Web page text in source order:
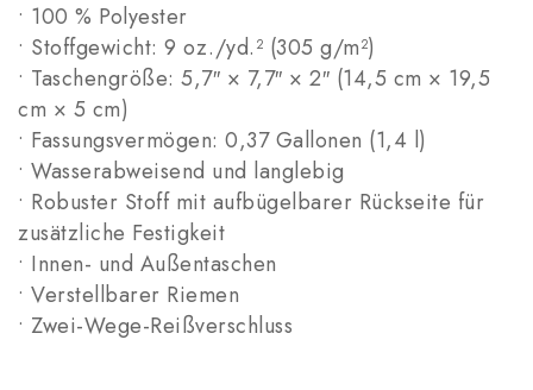
• 100 % Polyester
• Stoffgewicht: 9 oz./yd.² (305 g/m²)
• Taschengröße: 5,7″ × 7,7″ × 2″ (14,5 cm × 19,5
cm × 5 cm)
• Fassungsvermögen: 0,37 Gallonen (1,4 l)
• Wasserabweisend und langlebig
• Robuster Stoff mit aufbügelbarer Rückseite für
zusätzliche Festigkeit
• Innen- und Außentaschen
• Verstellbarer Riemen
• Zwei-Wege-Reißverschluss